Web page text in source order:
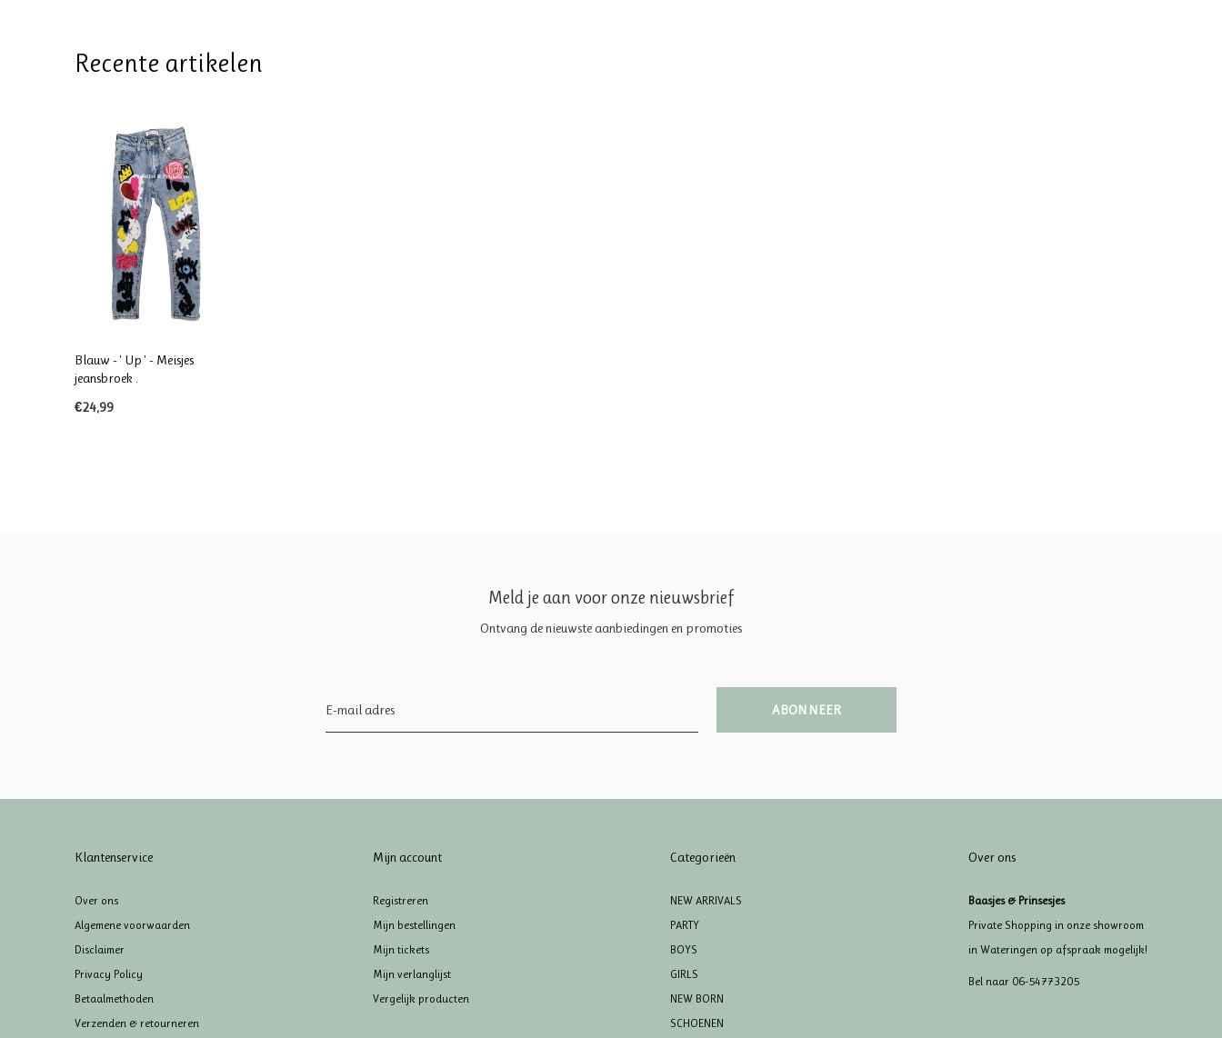
Recente artikelen
Blauw - ' Up ' - Meisjes
jeansbroek .
€24,99
Meld je aan voor onze nieuwsbrief
Ontvang de nieuwste aanbiedingen en promoties
ABONNEER
Klantenservice
Over ons
Algemene voorwaarden
Disclaimer
Privacy Policy
Betaalmethoden
Verzenden & retourneren
Mijn account
Registreren
Mijn bestellingen
Mijn tickets
Mijn verlanglijst
Vergelijk producten
Categorieën
NEW ARRIVALS
PARTY
BOYS
GIRLS
NEW BORN
SCHOENEN
Over ons
Baasjes & Prinsesjes
Private Shopping in onze showroom
in Wateringen op afspraak mogelijk!
Bel naar 06-54773205